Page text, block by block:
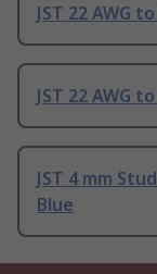
JST 22 AWG
JST 22 AWG
JST 4 mm
Blue